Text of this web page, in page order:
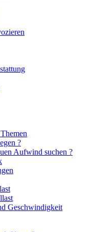
?
Aufwind suchen ?
Geschwindigkeit